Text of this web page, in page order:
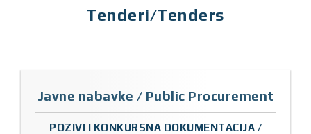
Tenderi/Tenders
Javne nabavke / Public Procurement
POZIVI I KONKURSNA DOKUMENTACIJA /